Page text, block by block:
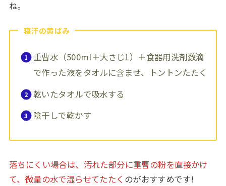
ね。
寝汗の黄ばみ
重曹水（500ml＋大さじ1）＋食器用洗剤数滴
で作った液をタオルに含ませ、トントンたたく
乾いたタオルで吸水する
陰干しで乾かす
落ちにくい場合は、汚れた部分に重曹の粉を直接かけ
て、微量の水で湿らせてたたく のがおすすめです!